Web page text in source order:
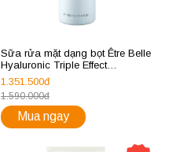
Sữa rửa mặt dạng bọt Être Belle
Hyaluronic Triple Effect
Hyaluronic Cleansing Mousse
1.351.500đ
1.590.000đ
Mua ngay